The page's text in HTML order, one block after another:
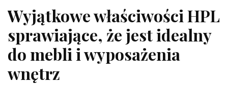
Wyjątkowe właściwości HPL
sprawiające, że jest idealny
do mebli i wyposażenia
wnętrz